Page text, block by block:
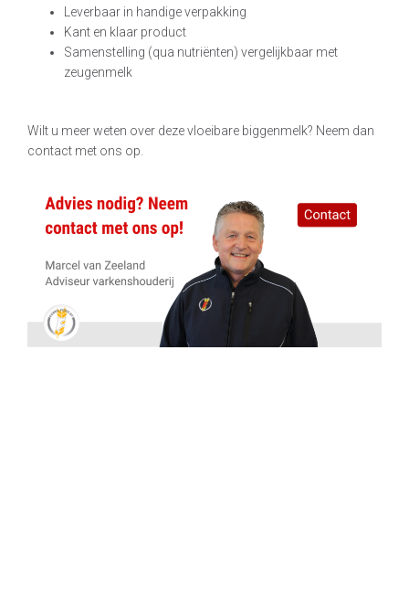
Leverbaar in handige verpakking
Kant en klaar product
Samenstelling (qua nutriënten) vergelijkbaar met
zeugenmelk
Wilt u meer weten over deze vloeibare biggenmelk? Neem dan
contact met ons op.